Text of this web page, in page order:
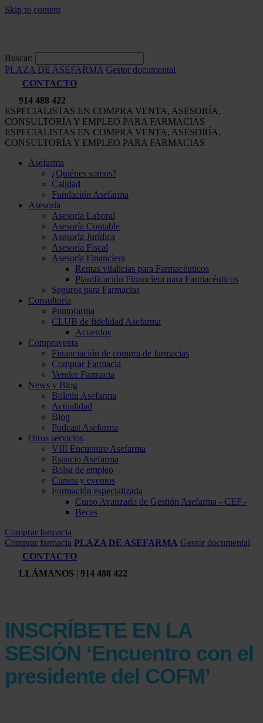
Skip to content
Buscar:
PLAZA DE ASEFARMA Gestor documental
CONTACTO
914 488 422
ESPECIALISTAS EN COMPRA VENTA, ASESORÍA,
CONSULTORÍA Y EMPLEO PARA FARMACIAS
ESPECIALISTAS EN COMPRA VENTA, ASESORÍA,
CONSULTORÍA Y EMPLEO PARA FARMACIAS
Asefarma
¿Quiénes somos?
Calidad
Fundación Asefarma
Asesoría
Asesoría Laboral
Asesoría Contable
Asesoría Jurídica
Asesoría Fiscal
Asesoría Financiera
Rentas vitalicias para Farmacéuticos
Planificación Financiera para Farmacéuticos
Seguros para Farmacias
Consultoría
Puntofarma
CLUB de fidelidad Asefarma
Acuerdos
Compraventa
Financiación de compra de farmacias
Comprar Farmacia
Vender Farmacia
News y Blog
Boletín Asefarma
Actualidad
Blog
Podcast Asefarma
Otros servicios
VIII Encuentro Asefarma
Espacio Asefarma
Bolsa de empleo
Cursos y eventos
Formación especializada
Curso Avanzado de Gestión Asefarma - CEF.-
Becas
Comprar farmacia
Comprar farmacia PLAZA DE ASEFARMA Gestor documental
CONTACTO
LLÁMANOS | 914 488 422
INSCRÍBETE EN LA
SESIÓN ‘Encuentro con el
presidente del COFM’